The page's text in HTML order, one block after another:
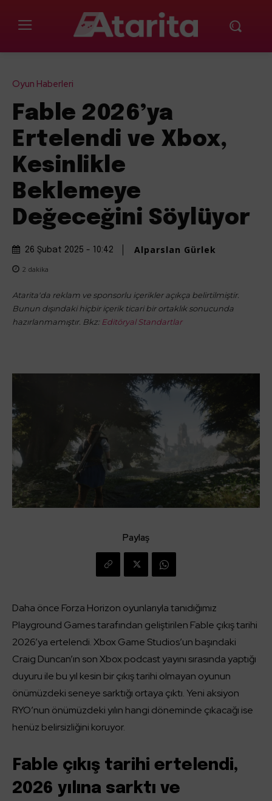
Oyun Haberleri
Fable 2026’ya
Ertelendi ve Xbox,
Kesinlikle
Beklemeye
Değeceğini Söylüyor
26 Şubat 2025 - 10:42 Alparslan Gürlek
2 dakika
Atarita'da reklam ve sponsorlu içerikler açıkça belirtilmiştir.
Bunun dışındaki hiçbir içerik ticari bir ortaklık sonucunda
hazırlanmamıştır. Bkz: Editöryal Standartlar
Paylaş
Daha önce Forza Horizon oyunlarıyla tanıdığımız
Playground Games tarafından geliştirilen Fable çıkış tarihi
2026’ya ertelendi. Xbox Game Studios’un başındaki
Craig Duncan’ın son Xbox podcast yayını sırasında yaptığı
duyuru ile bu yıl kesin bir çıkış tarihi olmayan oyunun
önümüzdeki seneye sarktığı ortaya çıktı. Yeni aksiyon
RYO’nun önümüzdeki yılın hangi döneminde çıkacağı ise
henüz belirsizliğini koruyor.
Fable çıkış tarihi ertelendi,
2026 yılına sarktı ve